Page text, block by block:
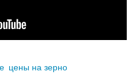
цены на зерно